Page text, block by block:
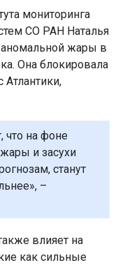
мониторинга
СО РАН Наталья
аномальной жары в
Она блокировала
Атлантики,
что на фоне
и засухи
станут
–
влияет на
как сильные